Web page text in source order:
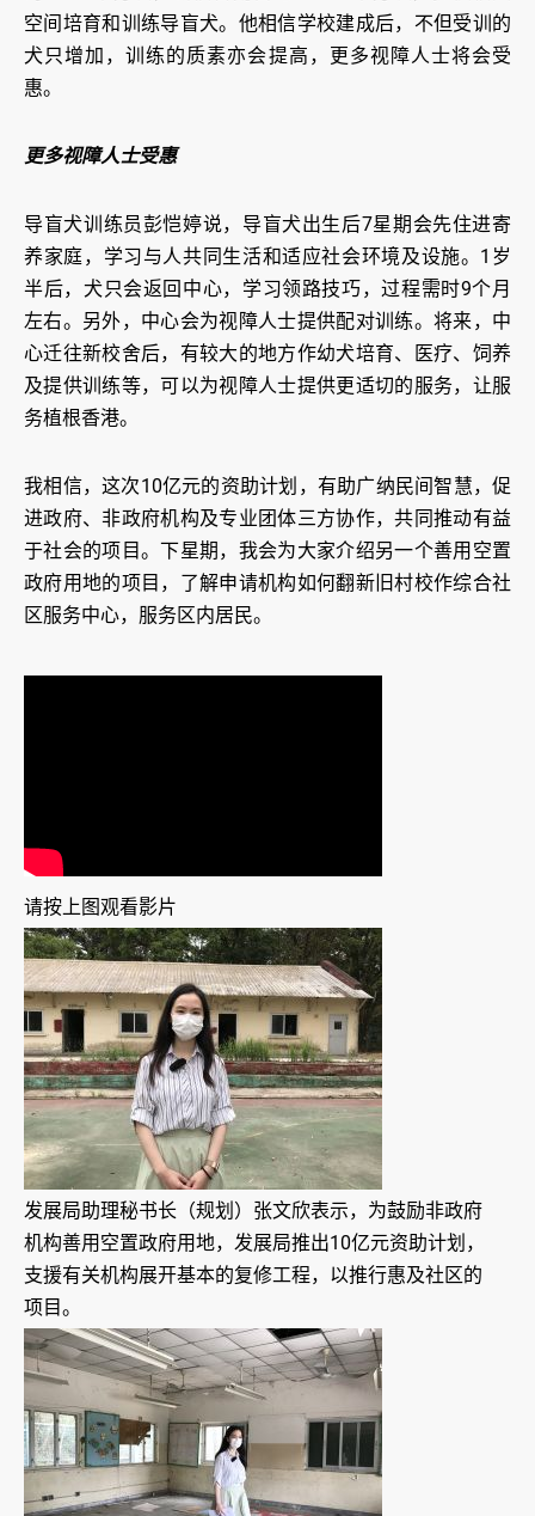
空间培育和训练导盲犬。他相信学校建成后，不但受训的
犬只增加，训练的质素亦会提高，更多视障人士将会受
惠。
更多视障人士受惠
导盲犬训练员彭恺婷说，导盲犬出生后7星期会先住进寄
养家庭，学习与人共同生活和适应社会环境及设施。1岁
半后，犬只会返回中心，学习领路技巧，过程需时9个月
左右。另外，中心会为视障人士提供配对训练。将来，中
心迁往新校舍后，有较大的地方作幼犬培育、医疗、饲养
及提供训练等，可以为视障人士提供更适切的服务，让服
务植根香港。
我相信，这次10亿元的资助计划，有助广纳民间智慧，促
进政府、非政府机构及专业团体三方协作，共同推动有益
于社会的项目。下星期，我会为大家介绍另一个善用空置
政府用地的项目，了解申请机构如何翻新旧村校作综合社
区服务中心，服务区内居民。
请按上图观看影片
发展局助理秘书长（规划）张文欣表示，为鼓励非政府
机构善用空置政府用地，发展局推出10亿元资助计划，
支援有关机构展开基本的复修工程，以推行惠及社区的
项目。